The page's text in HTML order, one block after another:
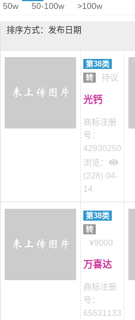
50w
50-100w >100w
排序方式：发布日期
第38类
转
待议
光钙
商标注册
号：
42930250
浏览：
(228) 04-
14
第38类
转
¥9000
万喜达
商标注册
号：
65531133